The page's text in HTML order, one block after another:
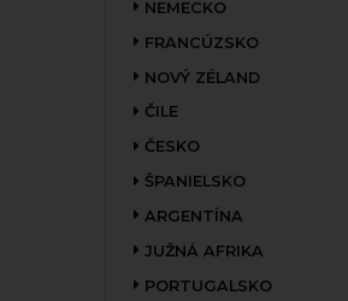
NEMECKO
FRANCÚZSKO
NOVÝ ZÉLAND
ČILE
ČESKO
ŠPANIELSKO
ARGENTÍNA
JUŽNÁ AFRIKA
PORTUGALSKO